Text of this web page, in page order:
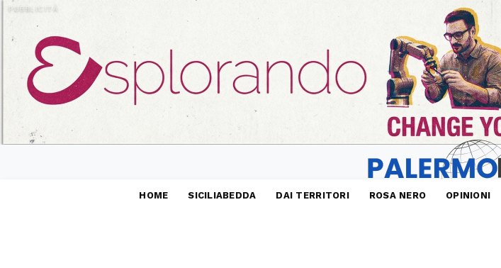
PUBBLICITÀ
HOME SICILIABEDDA DAI TERRITORI ROSA NERO OPINIONI